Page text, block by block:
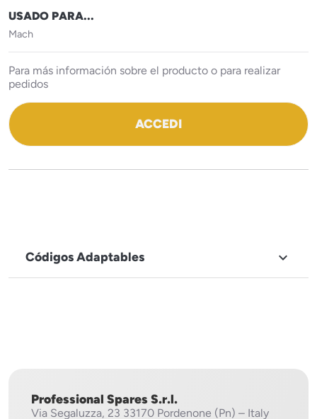
USADO PARA...
Mach
Para más información sobre el producto o para realizar
pedidos
ACCEDI
Códigos Adaptables 
Professional Spares S.r.l.
Via Segaluzza, 23 33170 Pordenone (Pn) – Italy